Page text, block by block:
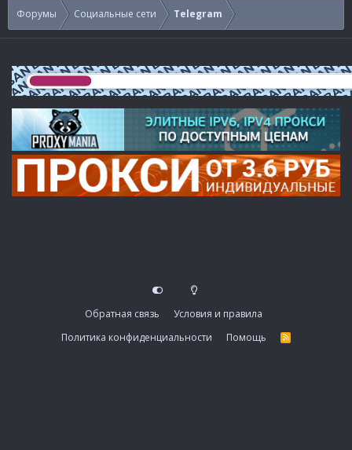
Форумы Социальные сети Telegram
Обратная связь
Условия и правила
Политика конфиденциальности
Помощь
R